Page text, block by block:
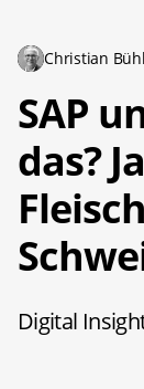
Christian
SAP
das?
Digital